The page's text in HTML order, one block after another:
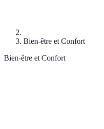
Bien-être et Confort
Bien-être et Confort